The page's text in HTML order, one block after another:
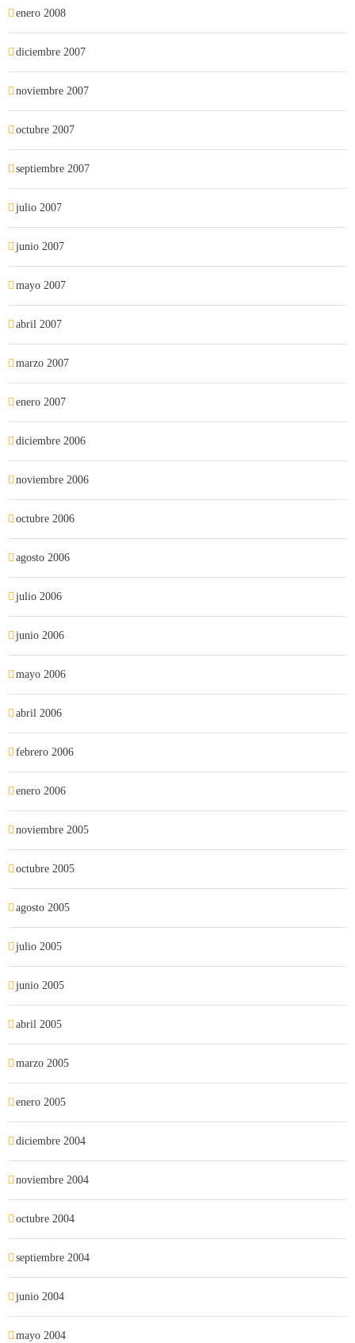
enero 2008
diciembre 2007
noviembre 2007
octubre 2007
septiembre 2007
julio 2007
junio 2007
mayo 2007
abril 2007
marzo 2007
enero 2007
diciembre 2006
noviembre 2006
octubre 2006
agosto 2006
julio 2006
junio 2006
mayo 2006
abril 2006
febrero 2006
enero 2006
noviembre 2005
octubre 2005
agosto 2005
julio 2005
junio 2005
abril 2005
marzo 2005
enero 2005
diciembre 2004
noviembre 2004
octubre 2004
septiembre 2004
junio 2004
mayo 2004